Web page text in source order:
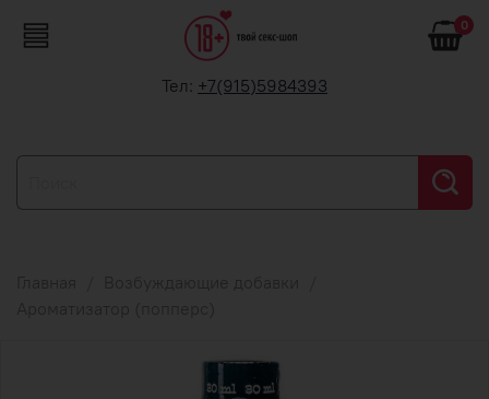
0
Тел: +7(915)5984393